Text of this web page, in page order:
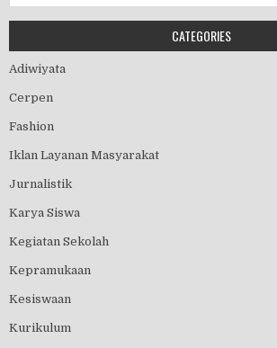
CATEGORIES
Adiwiyata
Cerpen
Fashion
Iklan Layanan Masyarakat
Jurnalistik
Karya Siswa
Kegiatan Sekolah
Kepramukaan
Kesiswaan
Kurikulum